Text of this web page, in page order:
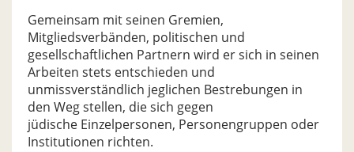
Gemeinsam mit seinen Gremien,
Mitgliedsverbänden, politischen und
gesellschaftlichen Partnern wird er sich in seinen
Arbeiten stets entschieden und
unmissverständlich jeglichen Bestrebungen in
den Weg stellen, die sich gegen
jüdische Einzelpersonen, Personengruppen oder
Institutionen richten.